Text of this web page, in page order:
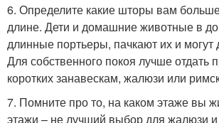
6. Определите какие шторы вам
длине. Дети и домашние животные в
длинные портьеры, пачкают их и могут
Для собственного покоя лучше отдать
коротких занавескам, жалюзи или
7. Помните про то, на каком этаже вы
этажи – не лучший выбор для жалюзи